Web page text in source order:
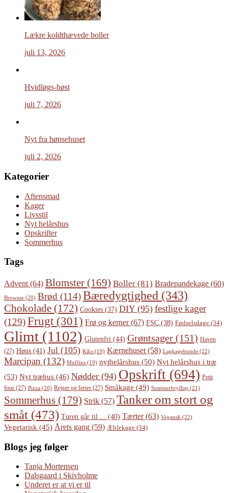
Lækre koldthævede boller
juli 13, 2026
Hvidløgs-høst
juli 7, 2026
Nyt fra hønsehuset
juli 2, 2026
Kategorier
Aftensmad
Kager
Livsstil
Nyt helårshus
Opskrifter
Sommerhus
Tags
Advent (64) Blomster (169) Boller (81) Bradepandekage (60)
Brownie (20) Brød (114)Bæredygtighed (343)
Chokolade (172) Cookies (37) DIY(95) festlige kager
(129)Frugt (301) Frø og kerner(67) FSC (38) Fødselsdage (34)
Glimt (1102) Glutenfri (44) Grøntsager (151) Haven
(27) Høns (41) Jul (105) Kiks (19) Kærnehuset (58) Lagkagebunde (22)
Marcipan (132) Muffins (19) nythelårshus (50) Nyt helårshus i træ
(53) Nyt træhus (46) Nødder (94) Opskrift (694) Petit
four (27) Pizza (20) Rejser og ferier (27) Småkage (49) Sommerbryllup (21)
Sommerhus (179) Strik (57) Tanker om stort og
småt (473) Turen går til ... (40) Tærter(63) Vegansk (22)
Vegetarisk (45) Årets gang (59) Æblekage (34)
Blogs jeg følger
Tanja Mortensen
Dalsgaard i Skivholme
Underet er at vi er til